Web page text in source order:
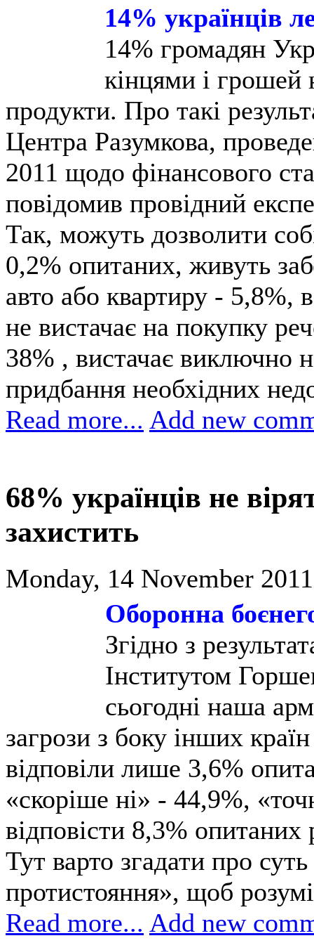
14% українців
14% громадян
кінцями і грошей
продукти. Про такі
Центра Разумкова,
2011 щодо фінансового
повідомив провідний
Так, можуть дозволити
0,2% опитаних, живуть
авто або квартиру - 5,8%,
не вистачає на покупку
38% , вистачає виключно
придбання необхідних
Read more... Add new
68% українців не
захистить
Monday, 14 November
Оборонна
Згідно з
Інститутом
сьогодні наша
загрози з боку інших
відповіли лише 3,6%
«скоріше ні» - 44,9%,
відповісти 8,3% опитаних
Тут варто згадати про
протистояння», щоб
Read more... Add new